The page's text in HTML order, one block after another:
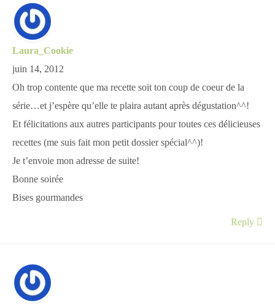
Laura_Cookie
juin 14, 2012
Oh trop contente que ma recette soit ton coup de coeur de la
série…et j’espère qu’elle te plaira autant après dégustation^^!
Et félicitations aux autres participants pour toutes ces délicieuses
recettes (me suis fait mon petit dossier spécial^^)!
Je t’envoie mon adresse de suite!
Bonne soirée
Bises gourmandes
Reply